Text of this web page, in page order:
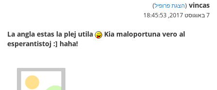
vincas
(הצגת פרופיל)
7 באוגוסט 2017, 18:45:53
La angla estas la plej utila
Kia maloportuna vero al
esperantistoj :] haha!